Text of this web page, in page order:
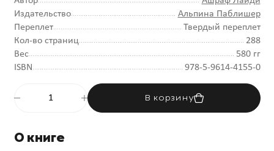
Издательство
Альпина Паблишер
Переплет
Твердый переплет
Кол-во страниц
288
Вес
580 гг
ISBN
978-5-9614-4155-0
В корзину
О книге